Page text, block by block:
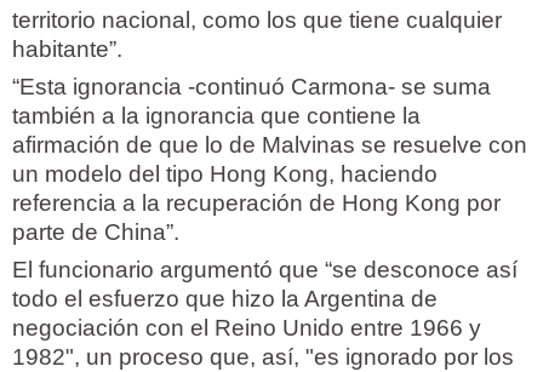
territorio nacional, como los que tiene cualquier
habitante”.
“Esta ignorancia -continuó Carmona- se suma
también a la ignorancia que contiene la
afirmación de que lo de Malvinas se resuelve con
un modelo del tipo Hong Kong, haciendo
referencia a la recuperación de Hong Kong por
parte de China”.
El funcionario argumentó que “se desconoce así
todo el esfuerzo que hizo la Argentina de
negociación con el Reino Unido entre 1966 y
1982", un proceso que, así, "es ignorado por los